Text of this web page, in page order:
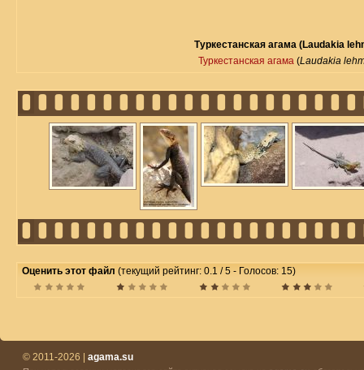
Туркестанская агама (Laudakia
Туркестанская агама (Laudakia
Оценить этот файл (текущий рейтинг: 0.1 / 5 - Голосов: 15)
© 2011-2026 | agama.su